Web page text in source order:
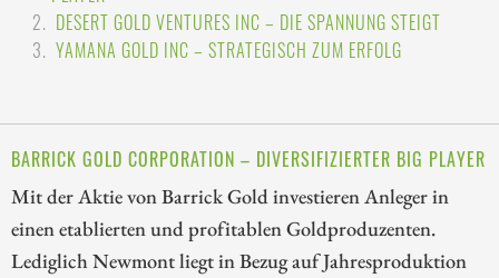
DESERT GOLD VENTURES INC – DIE SPANNUNG STEIGT
YAMANA GOLD INC – STRATEGISCH ZUM ERFOLG
BARRICK GOLD CORPORATION – DIVERSIFIZIERTER BIG PLAYER
Mit der Aktie von Barrick Gold investieren Anleger in
einen etablierten und profitablen Goldproduzenten.
Lediglich Newmont liegt in Bezug auf Jahresproduktion